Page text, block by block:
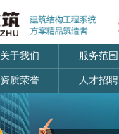
关于我们 服务范围
资质荣誉 人才招聘